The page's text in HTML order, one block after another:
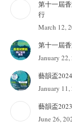
第十一屆
行
March 12,
第十一屆
January 22,
藝韻盃
January 11,
藝韻盃
June 26,